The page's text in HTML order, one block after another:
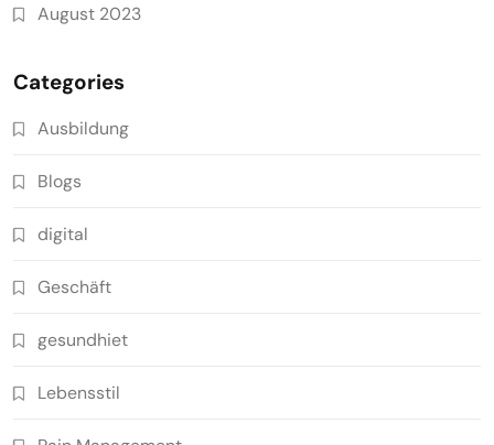
August 2023
Categories
Ausbildung
Blogs
digital
Geschäft
gesundhiet
Lebensstil